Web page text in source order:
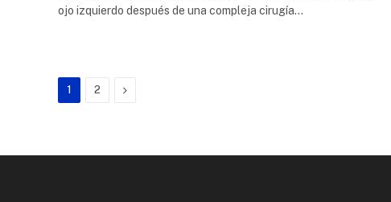
ojo izquierdo después de una compleja cirugía…
1 2 Next